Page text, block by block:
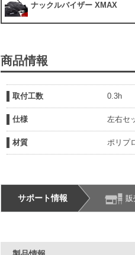
ナックルバイザー XMAX
商品情報
取付工数 0.3h
仕様 左右セ
材質 ポリプ
サポート情報 販